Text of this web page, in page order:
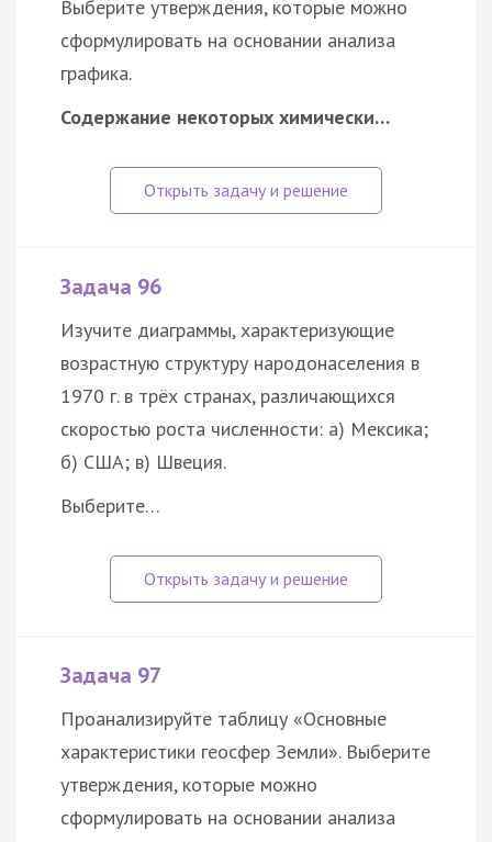
Выберите утверждения, которые можно
сформулировать на основании анализа
графика.
Содержание некоторых химически…
Задача 96
Изучите диаграммы, характеризующие
возрастную структуру народонаселения в
1970 г. в трёх странах, различающихся
скоростью роста численности: а) Мексика;
б) США; в) Швеция.
Выберите…
Задача 97
Проанализируйте таблицу «Основные
характеристики геосфер Земли». Выберите
утверждения, которые можно
сформулировать на основании анализа